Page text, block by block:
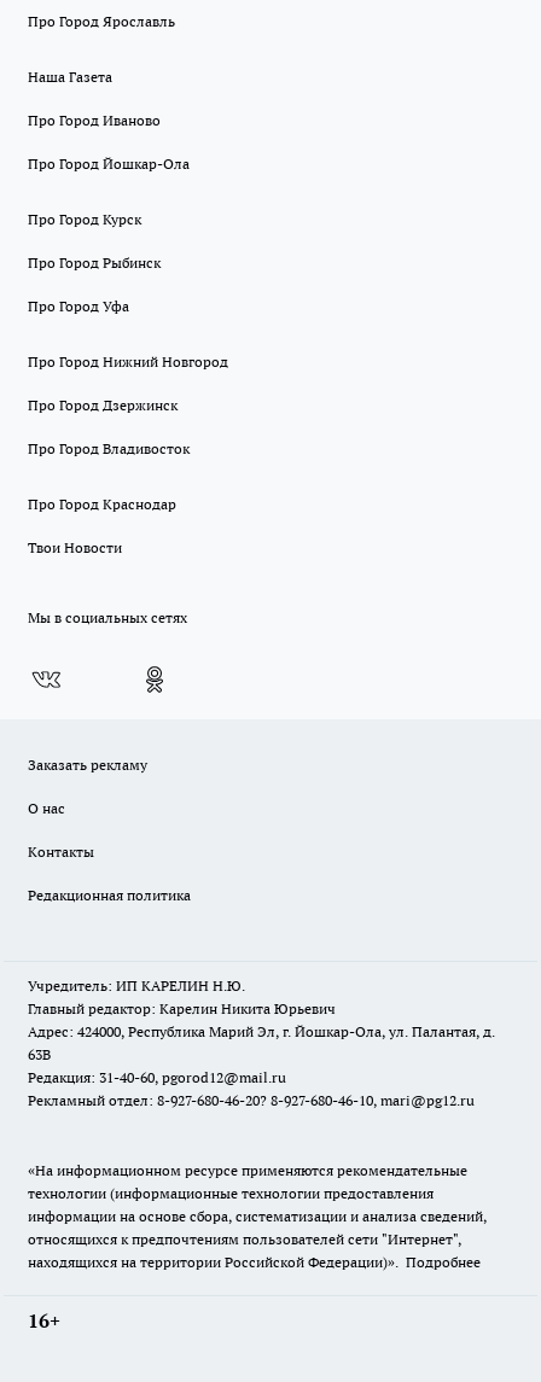
Про Город Ярославль
Наша Газета
Про Город Иваново
Про Город Йошкар-Ола
Про Город Курск
Про Город Рыбинск
Про Город Уфа
Про Город Нижний Новгород
Про Город Дзержинск
Про Город Владивосток
Про Город Краснодар
Твои Новости
Мы в социальных сетях
Заказать рекламу
О нас
Контакты
Редакционная политика
Учредитель: ИП КАРЕЛИН Н.Ю.
Главный редактор: Карелин Никита Юрьевич
Адрес: 424000, Республика Марий Эл, г. Йошкар-Ола, ул. Палантая, д.
63В
Редакция: 31-40-60, pgorod12@mail.ru
Рекламный отдел: 8-927-680-46-20? 8-927-680-46-10, mari@pg12.ru
«На информационном ресурсе применяются рекомендательные
технологии (информационные технологии предоставления
информации на основе сбора, систематизации и анализа сведений,
относящихся к предпочтениям пользователей сети "Интернет",
находящихся на территории Российской Федерации)». Подробнее
16+